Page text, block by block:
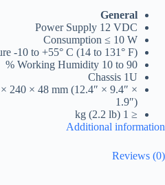
General
Power Supply 12 VDC
Consumption ≤ 10 W
-10 to +55° C (14 to 131° F)
Working Humidity 10 to 90 %
Chassis 1U
240 × 48 mm (12.4″ × 9.4″ ×
1.9″)
≤ 1 kg (2.2 lb)
Additional information
Reviews (0)